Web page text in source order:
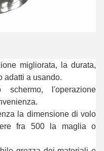
migliorata, la durata,
adatti a usando.
l'operazione
la dimensione di volo
fra 500 la maglia o